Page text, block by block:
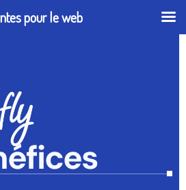
pour le web